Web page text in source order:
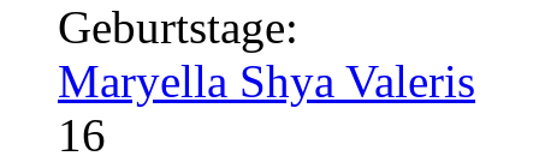
Geburtstage:
Maryella Shya Valeris
16